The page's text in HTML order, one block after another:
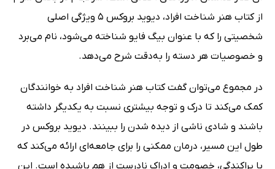
از کتاب هنر شناخت افراد، دیوید بروکس 5 ویژگی اصلی
شخصیتی را که با عنوان بیگ فایو شناخته می‌شود، نام می‌برد
و خصوصیات هر دسته را به‌دقت شرح می‌دهد.
در مجموع می‌توان گفت کتاب هنر شناخت افراد به خوانندگان
کمک می‌کند تا درک و توجه بیشتری نسبت به یکدیگر داشته
باشند و شادی ناشی از دیده شدن را ببینند. دیوید بروکس در
طول این مسیر، درمان ممکنی را برای جامعه‌ای ارائه می‌کند که
با پراکندگی، خصومت و ادراک نادرست از هم پاشیده است. این